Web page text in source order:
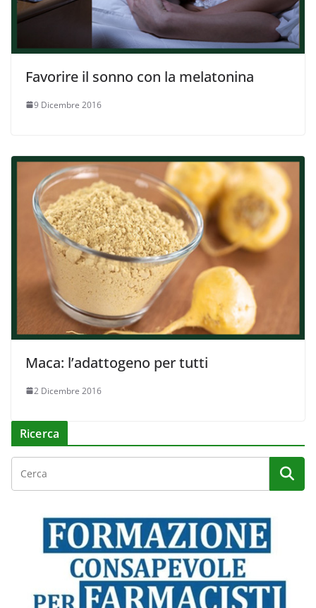
Favorire il sonno con la melatonina
9 Dicembre 2016
Maca: l’adattogeno per tutti
2 Dicembre 2016
Ricerca